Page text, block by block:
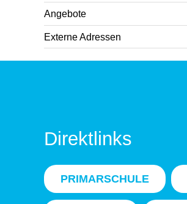
Angebote
Externe Adressen
Direktlinks
PRIMARSCHULE